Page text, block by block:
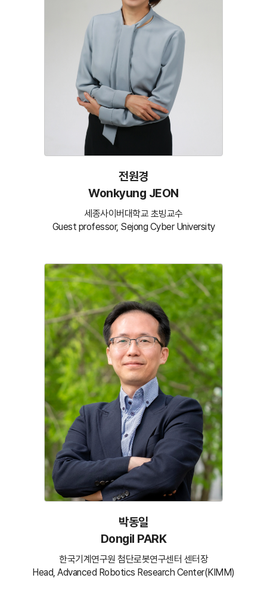
전원경
Wonkyung JEON
세종사이버대학교 초빙교수
Guest professor, Sejong Cyber University
박동일
Dongil PARK
한국기계연구원 첨단로봇연구센터 센터장
Head, Advanced Robotics Research Center(KIMM)